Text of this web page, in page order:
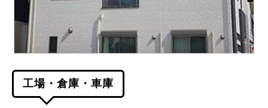
工場・倉庫・車庫